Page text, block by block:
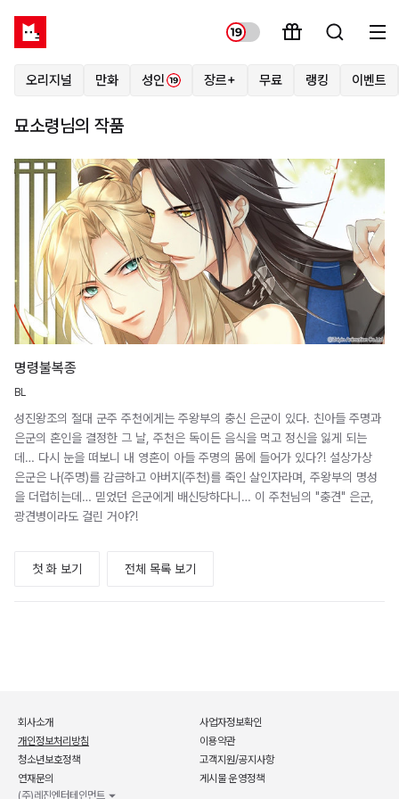
오리지널 만화 성인 장르+ 무료 랭킹 이벤트
묘소령님의 작품
명령불복종
BL
성진왕조의 절대 군주 주천에게는 주왕부의 충신 은군이 있다. 친아들 주명과
은군의 혼인을 결정한 그 날, 주천은 독이든 음식을 먹고 정신을 잃게 되는
데… 다시 눈을 떠보니 내 영혼이 아들 주명의 몸에 들어가 있다?! 설상가상
은군은 나(주명)를 감금하고 아버지(주천)를 죽인 살인자라며, 주왕부의 명성
을 더럽히는데… 믿었던 은군에게 배신당하다니… 이 주천님의 "충견" 은군,
광견병이라도 걸린 거야?!
첫 화 보기 전체 목록 보기
회사소개
사업자정보확인
개인정보처리방침
이용약관
청소년보호정책
고객지원/공지사항
연재문의
게시물 운영정책
(주)레진엔터테인먼트